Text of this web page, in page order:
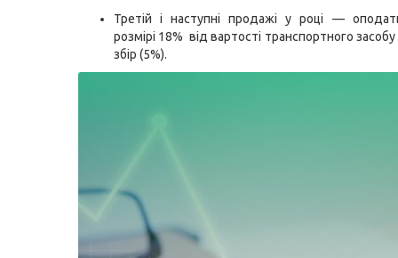
Третій і наступні продажі у році —
розмірі 18% від вартості транспортного
збір (5%).